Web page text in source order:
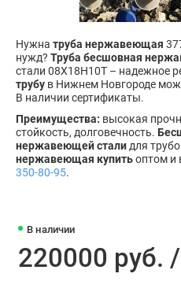
В наличии
220000 руб.
Нужна труба нержавеющая
нужд? Труба бесшовная
стали 08Х18Н10Т – надежное
трубу в Нижнем Новгороде
В наличии сертификаты.
Преимущества: высокая
стойкость, долговечность.
нержавеющей сталидля
нержавеющая купитьоптом и
350-80-95.